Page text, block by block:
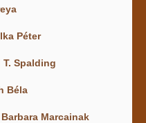
Péter
T. Spalding
Béla
Barbara Marcainak